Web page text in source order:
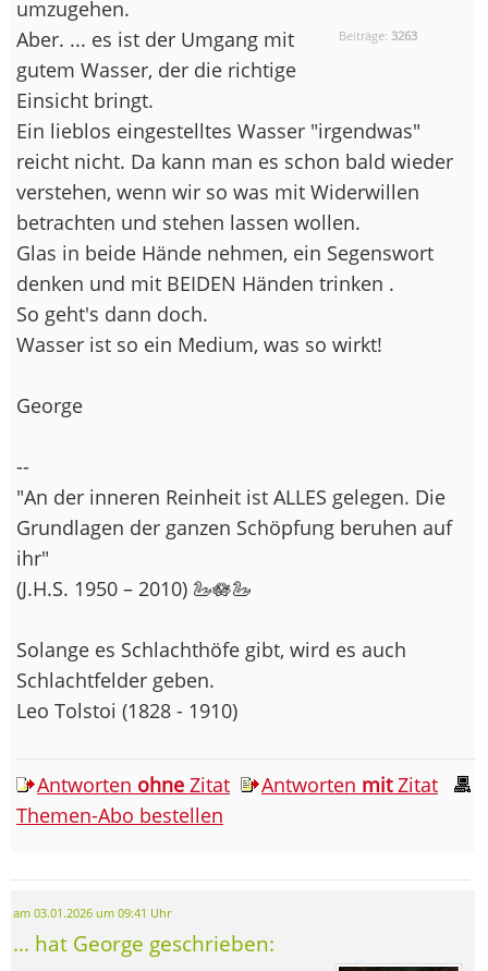
Beiträge:3263
umzugehen.
Aber. ... es ist der Umgang mit
gutem Wasser, der die richtige
Einsicht bringt.
Ein lieblos eingestelltes Wasser "irgendwas"
reicht nicht. Da kann man es schon bald wieder
verstehen, wenn wir so was mit Widerwillen
betrachten und stehen lassen wollen.
Glas in beide Hände nehmen, ein Segenswort
denken und mit BEIDEN Händen trinken .
So geht's dann doch.
Wasser ist so ein Medium, was so wirkt!
George
--
"An der inneren Reinheit ist ALLES gelegen. Die
Grundlagen der ganzen Schöpfung beruhen auf
ihr"
(J.H.S. 1950 – 2010) 🦢🪷🦢
Solange es Schlachthöfe gibt, wird es auch
Schlachtfelder geben.
Leo Tolstoi (1828 - 1910)
Antworten ohne Zitat Antworten mitZitat
Themen-Abo bestellen
am 03.01.2026 um 09:41 Uhr
... hat George geschrieben: